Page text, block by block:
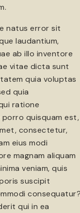
natus error sit
laudantium,
ab illo inventore
vitae dicta sunt
quia voluptas
quia
ratione
quisquam est,
consectetur,
eius modi
magnam aliquam
veniam, quis
suscipit
qui in ea